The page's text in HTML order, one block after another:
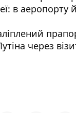
в аеропорту
через